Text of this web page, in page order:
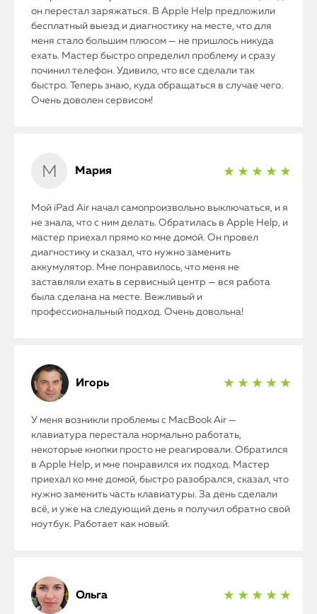
iPhone
MacBook
iPad
Mac Mini
О нас
Контакты
он перестал заряжаться. В Apple Help предложили
бесплатный выезд и диагностику на месте, что для
меня стало большим плюсом — не пришлось никуда
ехать. Мастер быстро определил проблему и сразу
починил телефон. Удивило, что все сделали так
быстро. Теперь знаю, куда обращаться в случае чего.
Очень доволен сервисом!
Мария ★ ★ ★ ★ ★
Мой iPad Air начал самопроизвольно выключаться, и я
не знала, что с ним делать. Обратилась в Apple Help, и
мастер приехал прямо ко мне домой. Он провел
диагностику и сказал, что нужно заменить
аккумулятор. Мне понравилось, что меня не
заставляли ехать в сервисный центр — вся работа
была сделана на месте. Вежливый и
профессиональный подход. Очень довольна!
Игорь ★ ★ ★ ★ ★
У меня возникли проблемы с MacBook Air —
клавиатура перестала нормально работать,
некоторые кнопки просто не реагировали. Обратился
в Apple Help, и мне понравился их подход. Мастер
приехал ко мне домой, быстро разобрался, сказал, что
нужно заменить часть клавиатуры. За день сделали
всё, и уже на следующий день я получил обратно свой
ноутбук. Работает как новый.
Ольга ★ ★ ★ ★ ★